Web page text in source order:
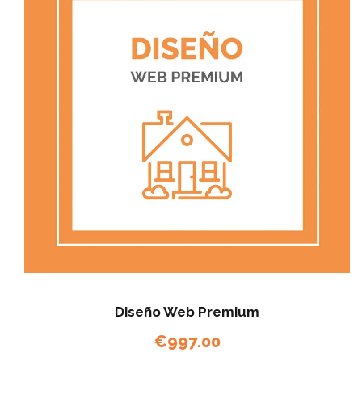
Diseño Web Premium
€997.00